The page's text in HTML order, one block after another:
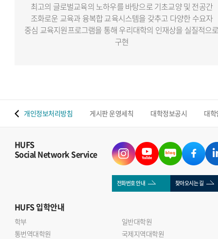
최고의 글로벌교육의 노하우를 바탕으로 기초교양 및 전공간
조화로운 교육과 융복합 교육시스템을 갖추고 다양한 수요자
중심 교육지원프로그램을 통해 우리대학의 인재상을 실질적으
구현
개인정보처리방침 게시판 운영세칙 대학정보공시 대
HUFS
Social Network Service
전화번호 안내 찾아오시는 길
HUFS입학안내
학부
일반대학원
통번역대학원
국제지역대학원